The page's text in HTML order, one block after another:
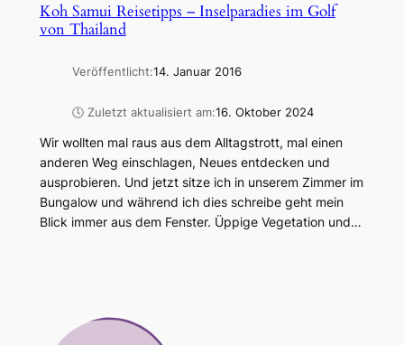
Koh Samui Reisetipps – Inselparadies im Golf
von Thailand
Veröffentlicht:14. Januar 2016
🕓 Zuletzt aktualisiert am:16. Oktober 2024
Wir wollten mal raus aus dem Alltagstrott, mal einen
anderen Weg einschlagen, Neues entdecken und
ausprobieren. Und jetzt sitze ich in unserem Zimmer im
Bungalow und während ich dies schreibe geht mein
Blick immer aus dem Fenster. Üppige Vegetation und…